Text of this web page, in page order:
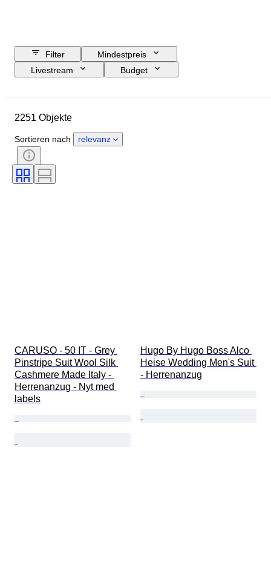
Filter
Mindestpreis
Livestream
Budget
Material
Periode
Farbe
Größe
Angegebene Größe
Muster
2251 Objekte
Sortieren nach relevanz
CARUSO - 50 IT - Grey
Pinstripe Suit Wool Silk
Cashmere Made Italy -
Herrenanzug - Nyt med
labels
Hugo By Hugo Boss Alco
Heise Wedding Men's Suit
- Herrenanzug